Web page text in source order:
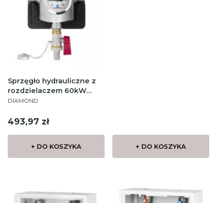
Sprzęgło hydrauliczne z
rozdzielaczem 60kW
DN25 SR 2-2
PRODUCENT
DIAMOND
Cena
493,97 zł
+ DO KOSZYKA + DO KOSZYKA